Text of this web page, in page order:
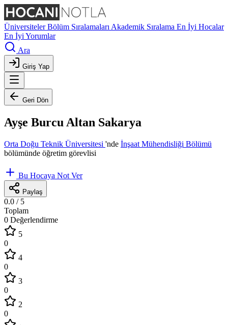
ÜniversitelerBölüm Sıralamaları Akademik Sıralama En İyi Hocalar
En İyi Yorumlar
Ara
Giriş Yap
Geri Dön
Ayşe Burcu Altan Sakarya
Orta Doğu Teknik Üniversitesi 'nde İnşaat Mühendisliği Bölümü
bölümünde öğretim görevlisi
Bu Hocaya Not Ver
Paylaş
0.0 / 5
Toplam
0 Değerlendirme
5
0
4
0
3
0
2
0